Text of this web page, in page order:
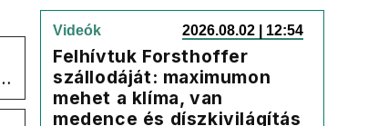
Videók 2026.08.02 | 12:54
Felhívtuk Forsthoffer
szállodáját: maximumon
mehet a klíma, van
medence és díszkivilágítás